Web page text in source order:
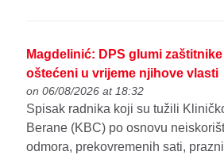
Magdelinić: DPS glumi
oštećeni u vrijeme njihove vlasti
on 06/08/2026 at 18:32
Spisak radnika koji su tužili
Berane (KBC) po osnovu
odmora, prekovremenih sati,